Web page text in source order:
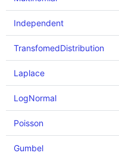
Independent
TransfomedDistribution
Laplace
LogNormal
Poisson
Gumbel